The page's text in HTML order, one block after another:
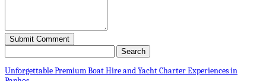
Unforgettable Premium Boat Hire and Yacht Charter Experiences in